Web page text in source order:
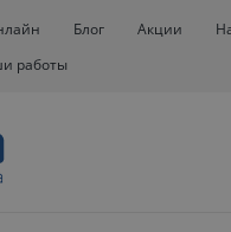
Блог Акции
работы